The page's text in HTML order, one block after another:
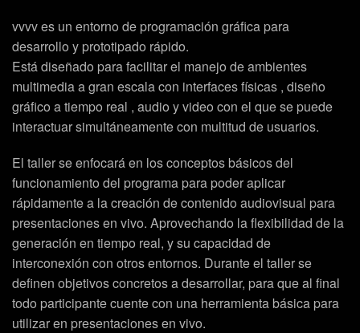
vvvv es un entorno de programación gráfica para
desarrollo y prototipado rápido.
Está diseñado para facilitar el manejo de ambientes
multimedia a gran escala con interfaces físicas , diseño
gráfico a tiempo real , audio y video con el que se puede
interactuar simultáneamente con multitud de usuarios.
El taller se enfocará en los conceptos básicos del
funcionamiento del programa para poder aplicar
rápidamente a la creación de contenido audiovisual para
presentaciones en vivo. Aprovechando la flexibilidad de la
generación en tiempo real, y su capacidad de
interconexión con otros entornos. Durante el taller se
definen objetivos concretos a desarrollar, para que al final
todo participante cuente con una herramienta básica para
utilizar en presentaciones en vivo.